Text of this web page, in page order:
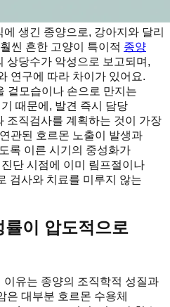
에 생긴 종양으로, 강아지와 달리
씬 흔한 고양이 특이적 종양
상당수가 악성으로 보고되며,
연구에 따라 차이가 있어요.
겉모습이나 손으로 만지는
때문에, 발견 즉시 담당
조직검사를 계획하는 것이 가장
관된 호르몬 노출이 발생과
록 이른 시기의 중성화가
단 시점에 이미 림프절이나
검사와 치료를 미루지 않는
이 압도적으로
유는 종양의 조직학적 성질과
은 대부분 호르몬 수용체